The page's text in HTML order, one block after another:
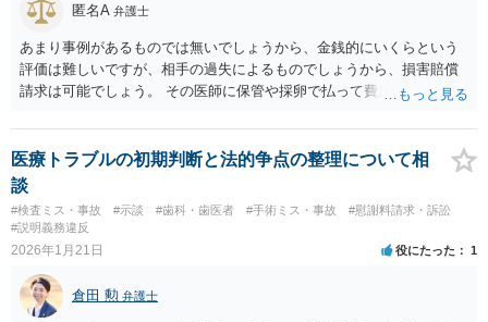
匿名A 弁護士
あまり事例があるものでは無いでしょうから、金銭的にいくらという
評価は難しいですが、相手の過失によるものでしょうから、損害賠償
請求は可能でしょう。 その医師に保管や採卵で払って費用の返金＋α
思います。
医療トラブルの初期判断と法的争点の整理について相
談
#検査ミス・事故 #示談 #歯科・歯医者 #手術ミス・事故
#慰謝料請求・訴訟
#説明義務違反
2026年1月21日 役にたった 1
倉田 勲 弁護士